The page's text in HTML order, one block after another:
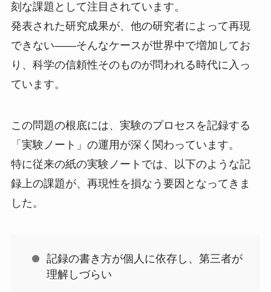
刻な課題として注目されています。
発表された研究成果が、他の研究者によって再現
できない――そんなケースが世界中で増加してお
り、科学の信頼性そのものが問われる時代に入っ
ています。
この問題の根底には、実験のプロセスを記録する
「実験ノート」の運用が深く関わっています。
特に従来の紙の実験ノートでは、以下のような記
録上の課題が、再現性を損なう要因となってきま
した。
記録の書き方が個人に依存し、第三者が
理解しづらい